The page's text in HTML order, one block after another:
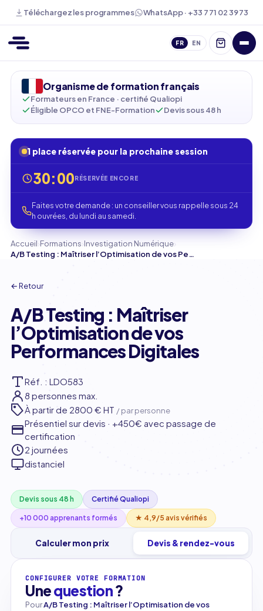
Téléchargez les programmes WhatsApp · +33 7 71 02 39 73
FR EN
Organisme de formation français
Formateurs en France · certifié Qualiopi
Éligible OPCO et FNE-Formation
Devis sous 48 h
1 place réservée pour la prochaine session
30:00RÉSERVÉE ENCORE
Faites votre demande : un conseiller vous rappelle sous 24
h ouvrées, du lundi au samedi.
Accueil›Formations›Investigation Numérique›
A/B Testing : Maîtriser l’Optimisation de vos Performances Digitales
← Retour
A/B Testing : Maîtriser
l’Optimisation de vos
Performances Digitales
Réf. : LDO583
8 personnes max.
À partir de 2800 € HT / par personne
Présentiel sur devis · +450€ avec passage de
certification
2 journées
distanciel
Devis sous 48 h Certifié Qualiopi
+10 000 apprenants formés ★ 4,9/5 avis vérifiés
Calculer mon prix Devis & rendez-vous
CONFIGURER VOTRE FORMATION
Unequestion?
PourA/B Testing : Maîtriser l’Optimisation de vos